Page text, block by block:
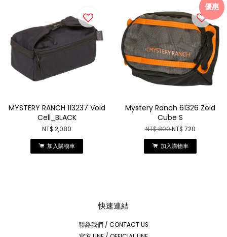
MYSTERY RANCH 113237 Void
Cell_BLACK
NT$ 2,080
加入購物車
優惠
Mystery Ranch 61326 Zoid
Cube S
NT$ 800NT$ 720
加入購物車
快速連結
聯絡我們 / CONTACT US